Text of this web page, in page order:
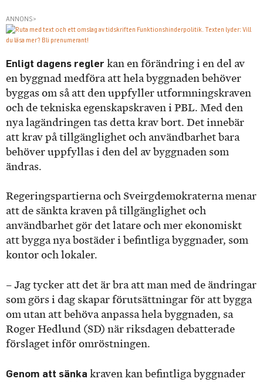
ANNONS>
Enligt dagens regler kan en förändring i en del av
en byggnad medföra att hela byggnaden behöver
byggas om så att den uppfyller utformningskraven
och de tekniska egenskapskraven i PBL. Med den
nya lagändringen tas detta krav bort. Det innebär
att krav på tillgänglighet och användbarhet bara
behöver uppfyllas i den del av byggnaden som
ändras.
Regeringspartierna och Sveirgdemokraterna menar
att de sänkta kraven på tillgänglighet och
användbarhet gör det latare och mer ekonomiskt
att bygga nya bostäder i befintliga byggnader, som
kontor och lokaler.
– Jag tycker att det är bra att man med de ändringar
som görs i dag skapar förutsättningar för att bygga
om utan att behöva anpassa hela byggnaden, sa
Roger Hedlund (SD) när riksdagen debatterade
förslaget inför omröstningen.
Genom att sänka kraven kan befintliga byggnader